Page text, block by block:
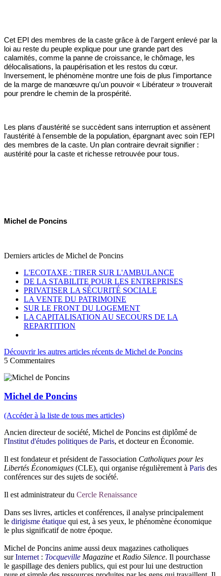
Cet EPI des membres de la caste grâce à de l'argent enlevé par la
loi au reste du peuple explique pour une grande part des
calamités, comme la panne de croissance, le chômage, les
délocalisations, la paupérisation et les restos du cœur.
Inversement, le phénomène montre une fois de plus l'importance
de la marge de manœuvre qu'un pouvoir « Libérateur » trouverait
pour prendre le chemin de la prospérité.
Les plans d'austérité se succèdent sans interruption et assènent
l'austérité à l'ensemble de la population, épargnant avec soin l'EPI
des membres de la caste. Un plan contraire devrait signifier :
austérité pour la caste et richesse retrouvée pour tous.
Michel de Poncins
Derniers articles de Michel de Poncins
L'ECOTAXE : TIRER SUR L'AMBULANCE
DE LA STABILITE POUR LES ENTREPRISES
PRIVATISER LA SÉCURITÉ SOCIALE
LA VENTE DU PATRIMOINE
SUR LE FRONT DU LOGEMENT
LA CAPITALISATION AU SECOURS DE LA
REPARTITION
Découvrir les autres articles récents de Michel de Poncins
5 Commentaires
Michel de Poncins
(Accéder à la liste de tous mes articles)
Ancien directeur de société, Michel de Poncins est diplômé de
l'Institut d'études politiques de Paris, et docteur en Économie.
Il est fondateur et président de l'association Catholiques pour les
Libertés Économiques (CLE), qui organise régulièrement à Paris des
conférences sur des sujets de société.
Il est administrateur du Cercle Renaissance
Dans ses livres, articles et conférences, il analyse principalement
le dirigisme étatique qui est, à ses yeux, le phénomène économique
le plus significatif de notre époque.
Michel de Poncins anime aussi deux magazines catholiques
surInternet : Tocqueville Magazine et Radio Silence. Il pourchasse
le gaspillage des deniers publics, qui est pour lui une destruction